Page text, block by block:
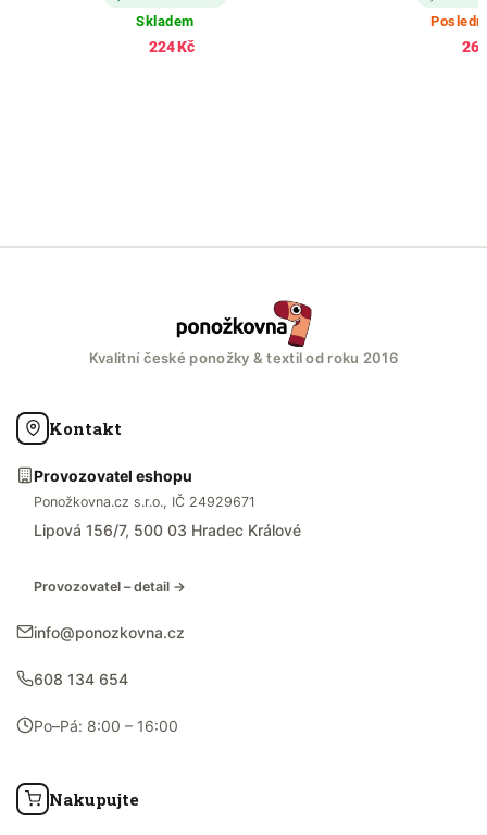
Kvalitní české ponožky & textil od roku 2016
Kontakt
Provozovatel eshopu
Ponožkovna.cz s.r.o., IČ 24929671
Lipová 156/7, 500 03 Hradec Králové
Provozovatel – detail →
info@ponozkovna.cz
608 134 654
Po–Pá: 8:00 – 16:00
Nakupujte